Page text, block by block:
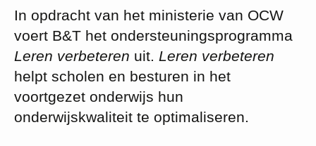
In opdracht van het ministerie van OCW
voert B&T het ondersteuningsprogramma
Leren verbeteren uit. Leren verbeteren
helpt scholen en besturen in het
voortgezet onderwijs hun
onderwijskwaliteit te optimaliseren.